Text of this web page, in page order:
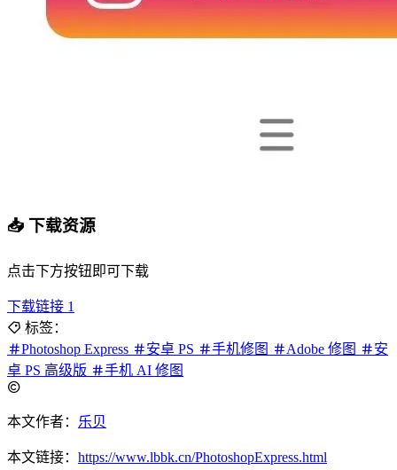
📥 下载资源
点击下方按钮即可下载
下载链接 1
标签：
Photoshop Express
安卓 PS 手机修图 Adobe 修图
安
卓 PS 高级版
手机 AI 修图
本文作者： 乐贝
本文链接： https://www.lbbk.cn/PhotoshopExpress.html